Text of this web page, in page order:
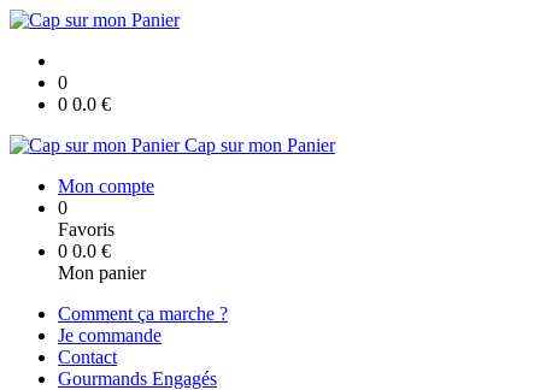
0
0 0.0 €
Cap sur mon Panier
Mon compte
0
Favoris
0 0.0 €
Mon panier
Comment ça marche ?
Je commande
Contact
Gourmands Engagés